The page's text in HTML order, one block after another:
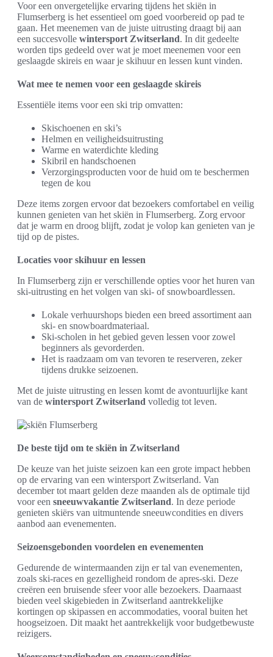
Voor een onvergetelijke ervaring tijdens het skiën in
Flumserberg is het essentieel om goed voorbereid op pad te
gaan. Het meenemen van de juiste uitrusting draagt bij aan
een succesvolle wintersport Zwitserland. In dit gedeelte
worden tips gedeeld over wat je moet meenemen voor een
geslaagde skireis en waar je skihuur en lessen kunt vinden.
Wat mee te nemen voor een geslaagde skireis
Essentiële items voor een ski trip omvatten:
Skischoenen en ski’s
Helmen en veiligheidsuitrusting
Warme en waterdichte kleding
Skibril en handschoenen
Verzorgingsproducten voor de huid om te beschermen
tegen de kou
Deze items zorgen ervoor dat bezoekers comfortabel en veilig
kunnen genieten van het skiën in Flumserberg. Zorg ervoor
dat je warm en droog blijft, zodat je volop kan genieten van je
tijd op de pistes.
Locaties voor skihuur en lessen
In Flumserberg zijn er verschillende opties voor het huren van
ski-uitrusting en het volgen van ski- of snowboardlessen.
Lokale verhuurshops bieden een breed assortiment aan
ski- en snowboardmateriaal.
Ski-scholen in het gebied geven lessen voor zowel
beginners als gevorderden.
Het is raadzaam om van tevoren te reserveren, zeker
tijdens drukke seizoenen.
Met de juiste uitrusting en lessen komt de avontuurlijke kant
van de wintersport Zwitserland volledig tot leven.
De beste tijd om te skiën in Zwitserland
De keuze van het juiste seizoen kan een grote impact hebben
op de ervaring van een wintersport Zwitserland. Van
december tot maart gelden deze maanden als de optimale tijd
voor een sneeuwvakantie Zwitserland. In deze periode
genieten skiërs van uitmuntende sneeuwcondities en divers
aanbod aan evenementen.
Seizoensgebonden voordelen en evenementen
Gedurende de wintermaanden zijn er tal van evenementen,
zoals ski-races en gezelligheid rondom de apres-ski. Deze
creëren een bruisende sfeer voor alle bezoekers. Daarnaast
bieden veel skigebieden in Zwitserland aantrekkelijke
kortingen op skipassen en accommodaties, vooral buiten het
hoogseizoen. Dit maakt het aantrekkelijk voor budgetbewuste
reizigers.